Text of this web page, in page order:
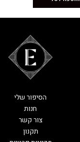
הסיפור שלי
חנות
צור קשר
תקנון